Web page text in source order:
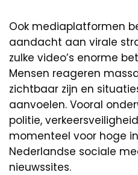
Ook mediaplatformen
aandacht aan virale
zulke video’s enorme
Mensen reageren
zichtbaar zijn en
aanvoelen. Vooral
politie,
momenteel voor hoge
Nederlandse sociale
nieuwssites.